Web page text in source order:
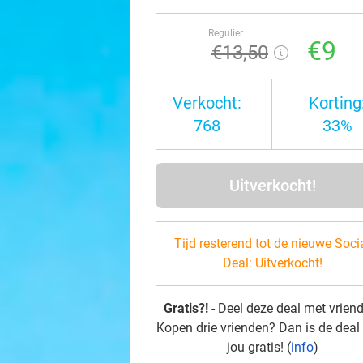
Regulier
€13,50 €9
Verkocht:
768
33%
Uitverkocht!
Tijd resterend tot de nieuwe
Deal: Uitverkocht!
Gratis?! - Deel deze deal met
Kopen drie vrienden? Dan is de
jou gratis! (info)